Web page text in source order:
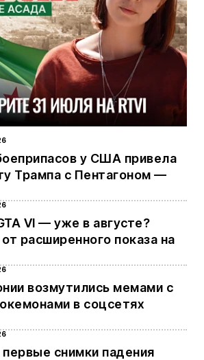
у США привела
Трампа с Пентагоном —
VI — уже в августе?
расширенного показа на
возмутились мемами с
в соцсетях
снимки падения